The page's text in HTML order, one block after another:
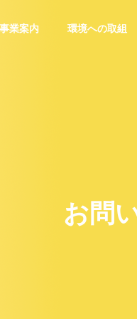
事業案内 環境への取組
お問